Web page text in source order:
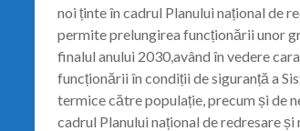
noi ținte în cadrul Planului național de
permite prelungirea funcționării unor
finalul anului 2030,având în vedere
funcționării în condiții de siguranță a
termice către populație, precum și de
cadrul Planului național de redresare